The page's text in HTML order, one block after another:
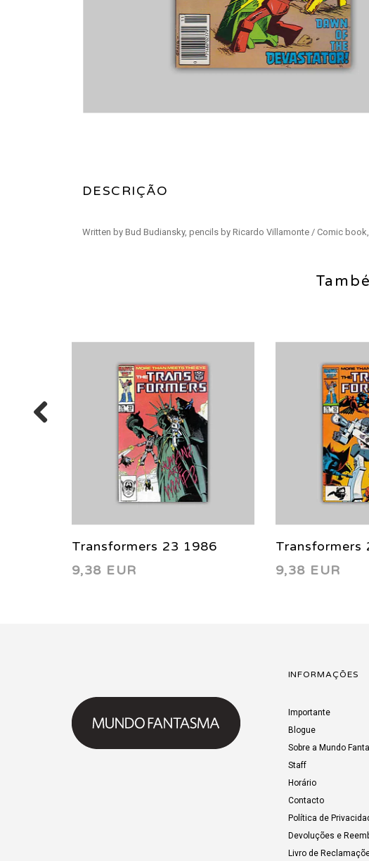
DESCRIÇÃO
Written by Bud Budiansky, pencils by Ricardo Villamonte / Comic
Transformers 23 1986
9,38 EUR
Transformers
9,38 EUR
INFORMAÇÕES
Importante
Blogue
Sobre a Mundo
Staff
Horário
Contacto
Política de
Devoluções e
Livro de